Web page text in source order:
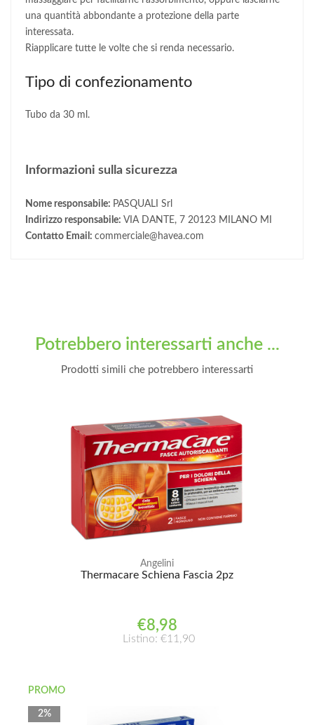
una quantità abbondante a protezione della parte
interessata.
Riapplicare tutte le volte che si renda necessario.
Tipo di confezionamento
Tubo da 30 ml.
Informazioni sulla sicurezza
Nome responsabile: PASQUALI Srl
Indirizzo responsabile: VIA DANTE, 7 20123 MILANO MI
Contatto Email: commerciale@havea.com
Potrebbero interessarti anche ...
Prodotti simili che potrebbero interessarti
Angelini
Thermacare Schiena Fascia 2pz
€8,98
Listino: €11,90
PROMO
2%